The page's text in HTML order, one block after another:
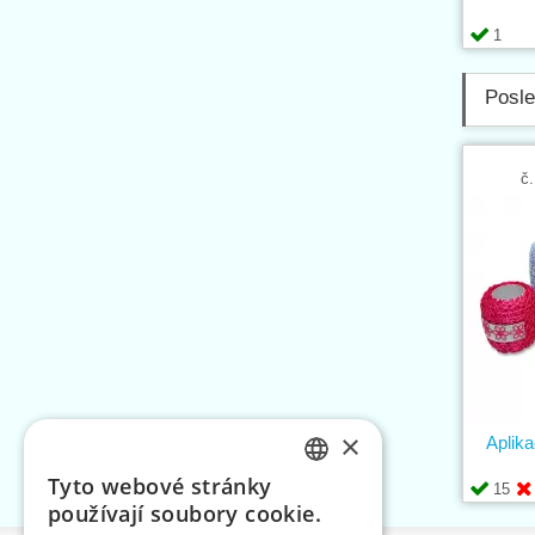
1
15
×
Tyto webové stránky
používají soubory cookie.